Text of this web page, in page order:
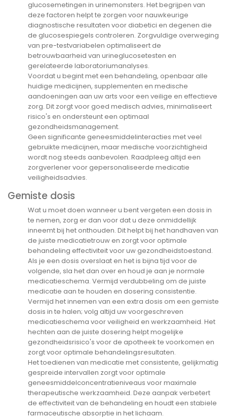
glucosemetingen in urinemonsters. Het begrijpen van
deze factoren helpt te zorgen voor nauwkeurige
diagnostische resultaten voor diabetici en degenen die
de glucosespiegels controleren. Zorgvuldige overweging
van pre-testvariabelen optimaliseert de
betrouwbaarheid van urineglucosetesten en
gerelateerde laboratoriumanalyses.
Voordat u begint met een behandeling, openbaar alle
huidige medicijnen, supplementen en medische
aandoeningen aan uw arts voor een veilige en effectieve
zorg. Dit zorgt voor goed medisch advies, minimaliseert
risico's en ondersteunt een optimaal
gezondheidsmanagement.
Geen significante geneesmiddelinteracties met veel
gebruikte medicijnen, maar medische voorzichtigheid
wordt nog steeds aanbevolen. Raadpleeg altijd een
zorgverlener voor gepersonaliseerde medicatie
veiligheidsadvies.
Gemiste dosis
Wat u moet doen wanneer u bent vergeten een dosis in
te nemen, zorg er dan voor dat u deze onmiddellijk
inneemt bij het onthouden. Dit helpt bij het handhaven van
de juiste medicatietrouw en zorgt voor optimale
behandeling effectiviteit voor uw gezondheidstoestand.
Als je een dosis overslaat en het is bijna tijd voor de
volgende, sla het dan over en houd je aan je normale
medicatieschema. Vermijd verdubbeling om de juiste
medicatie aan te houden en dosering consistentie.
Vermijd het innemen van een extra dosis om een gemiste
dosis in te halen; volg altijd uw voorgeschreven
medicatieschema voor veiligheid en werkzaamheid. Het
hechten aan de juiste dosering helpt mogelijke
gezondheidsrisico's voor de apotheek te voorkomen en
zorgt voor optimale behandelingsresultaten.
Het toedienen van medicatie met consistente, gelijkmatig
gespreide intervallen zorgt voor optimale
geneesmiddelconcentratieniveaus voor maximale
therapeutische werkzaamheid. Deze aanpak verbetert
de effectiviteit van de behandeling en houdt een stabiele
farmaceutische absorptie in het lichaam.